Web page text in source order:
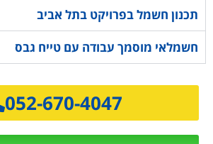
תכנון חשמל בפרויקט בתל אביב
חשמלאי מוסמך עבודה עם טייח גבס
052-670-4047